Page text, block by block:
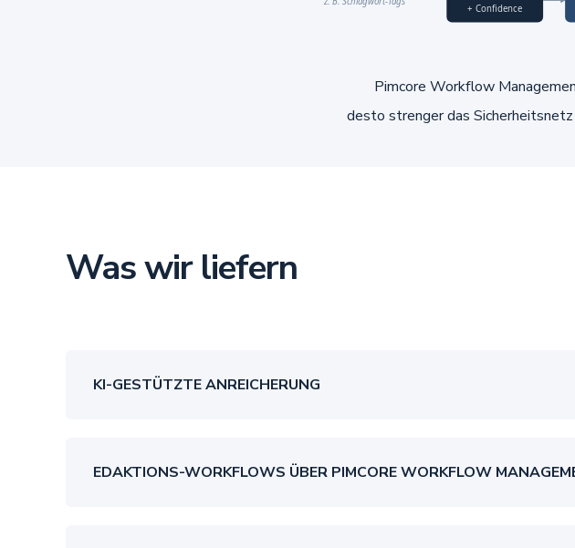
Pimcore Workflow
desto strenger das
Was wir liefern
KI-GESTÜTZTE ANREICHERUNG
EDAKTIONS-WORKFLOWS ÜBER PIMCORE WORKFLOW